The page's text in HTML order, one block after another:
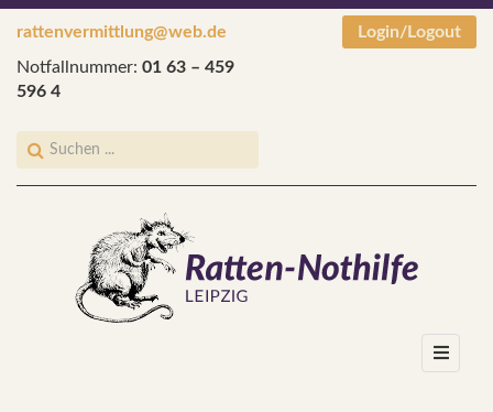
rattenvermittlung@web.de
Notfallnummer: 01 63 – 459
596 4
Login/Logout